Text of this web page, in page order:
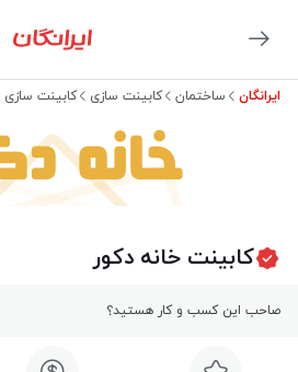
ایرانگان ساختمان کابینت سازی کابینت سازی
خانه
کابینت خانه دکور
صاحب این کسب و کار هستید؟